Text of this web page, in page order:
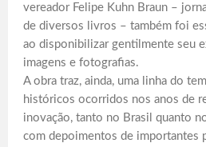
vereador Felipe Kuhn Braun –
de diversos livros – também foi
ao disponibilizar gentilmente seu
imagens e fotografias.
A obra traz, ainda, uma linha do
históricos ocorridos nos anos de
inovação, tanto no Brasil quanto
com depoimentos de importantes